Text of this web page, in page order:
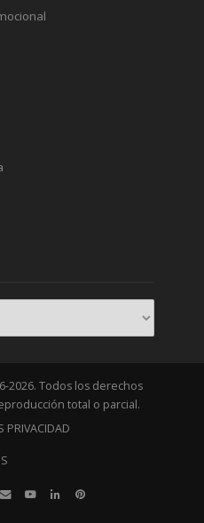
2026. Todos los derechos
total o parcial.
PRIVACIDAD